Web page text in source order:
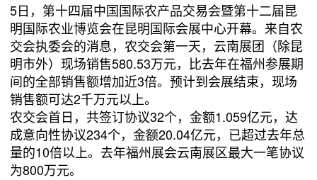
5日，第十四届中国国际农产品交易会暨第十二届昆
明国际农业博览会在昆明国际会展中心开幕。来自农
交会执委会的消息，农交会第一天，云南展团（除昆
明市外）现场销售580.53万元，比去年在福州参展期
间的全部销售额增加近3倍。预计到会展结束，现场
销售额可达2千万元以上。
农交会首日，共签订协议32个，金额1.059亿元，达
成意向性协议234个，金额20.04亿元，已超过去年总
量的10倍以上。去年福州展会云南展区最大一笔协议
为800万元。